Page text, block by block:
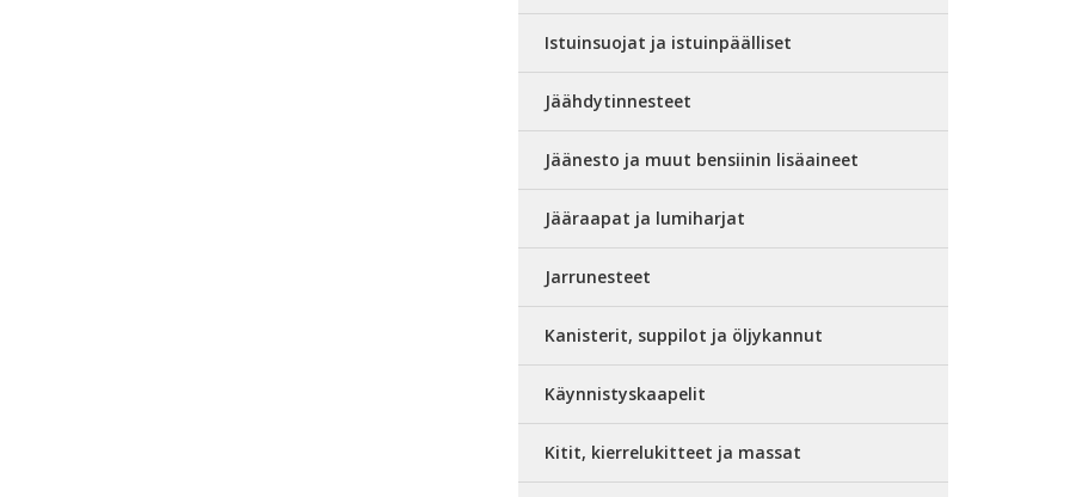
Istuinsuojat ja istuinpäälliset
Jäähdytinnesteet
Jäänesto ja muut bensiinin lisäaineet
Jääraapat ja lumiharjat
Jarrunesteet
Kanisterit, suppilot ja öljykannut
Käynnistyskaapelit
Kitit, kierrelukitteet ja massat